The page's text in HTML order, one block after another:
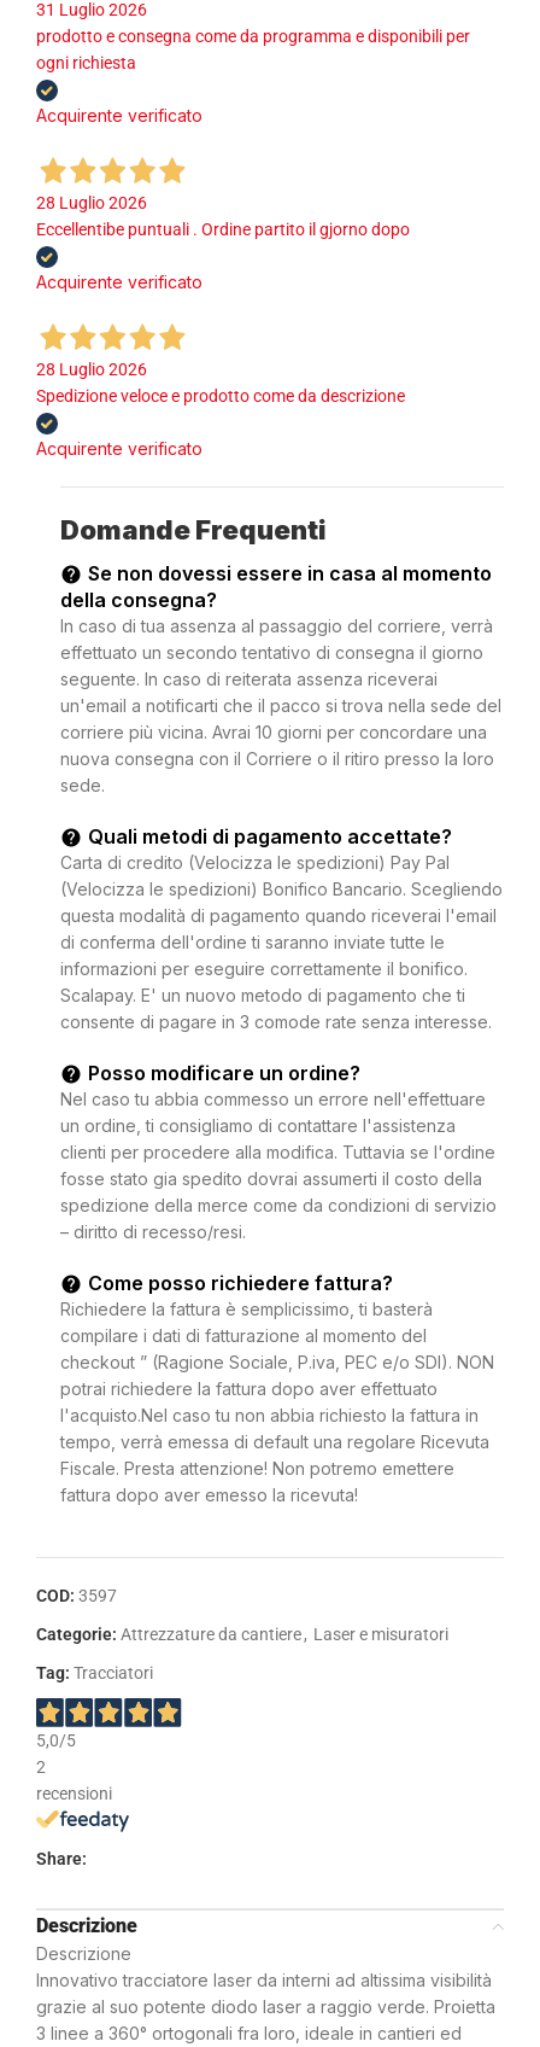
31 Luglio 2026
prodotto e consegna come da programma e disponibili per
ogni richiesta
Acquirente verificato
28 Luglio 2026
Eccellentibe puntuali . Ordine partito il gjorno dopo
Acquirente verificato
28 Luglio 2026
Spedizione veloce e prodotto come da descrizione
Acquirente verificato
Domande Frequenti
Se non dovessi essere in casa al momento
della consegna?
In caso di tua assenza al passaggio del corriere, verrà
effettuato un secondo tentativo di consegna il giorno
seguente. In caso di reiterata assenza riceverai
un'email a notificarti che il pacco si trova nella sede del
corriere più vicina. Avrai 10 giorni per concordare una
nuova consegna con il Corriere o il ritiro presso la loro
sede.
Quali metodi di pagamento accettate?
Carta di credito (Velocizza le spedizioni) Pay Pal
(Velocizza le spedizioni) Bonifico Bancario. Scegliendo
questa modalità di pagamento quando riceverai l'email
di conferma dell'ordine ti saranno inviate tutte le
informazioni per eseguire correttamente il bonifico.
Scalapay. E' un nuovo metodo di pagamento che ti
consente di pagare in 3 comode rate senza interesse.
Posso modificare un ordine?
Nel caso tu abbia commesso un errore nell'effettuare
un ordine, ti consigliamo di contattare l'assistenza
clienti per procedere alla modifica. Tuttavia se l'ordine
fosse stato gia spedito dovrai assumerti il costo della
spedizione della merce come da condizioni di servizio
– diritto di recesso/resi.
Come posso richiedere fattura?
Richiedere la fattura è semplicissimo, ti basterà
compilare i dati di fatturazione al momento del
checkout ” (Ragione Sociale, P.iva, PEC e/o SDI). NON
potrai richiedere la fattura dopo aver effettuato
l'acquisto.Nel caso tu non abbia richiesto la fattura in
tempo, verrà emessa di default una regolare Ricevuta
Fiscale. Presta attenzione! Non potremo emettere
fattura dopo aver emesso la ricevuta!
COD: 3597
Categorie: Attrezzature da cantiere, Laser e misuratori
Tag: Tracciatori
5,0/5
2
recensioni
Share:
Descrizione
Descrizione
Innovativo tracciatore laser da interni ad altissima visibilità
grazie al suo potente diodo laser a raggio verde. Proietta
3 linee a 360° ortogonali fra loro, ideale in cantieri ed